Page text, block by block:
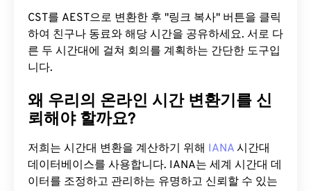
CST를 AEST으로 변환한 후 "링크 복사" 버튼을 클릭
하여 친구나 동료와 해당 시간을 공유하세요. 서로 다
른 두 시간대에 걸쳐 회의를 계획하는 간단한 도구입
니다.
왜 우리의 온라인 시간 변환기를 신
뢰해야 할까요?
저희는 시간대 변환을 계산하기 위해 IANA 시간대
데이터베이스를 사용합니다. IANA는 세계 시간대 데
이터를 조정하고 관리하는 유명하고 신뢰할 수 있는